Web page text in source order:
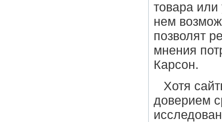
товара
нем
позволят
мнения
Карсон.
Хотя
доверием